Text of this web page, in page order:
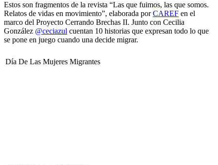
Estos son fragmentos de la revista “Las que fuimos, las que somos.
Relatos de vidas en movimiento”, elaborada porCAREF en el
marco del Proyecto Cerrando Brechas II. Junto con Cecilia
González @ceciazul cuentan 10 historias que expresan todo lo que
se pone en juego cuando una decide migrar.
Día De Las Mujeres Migrantes